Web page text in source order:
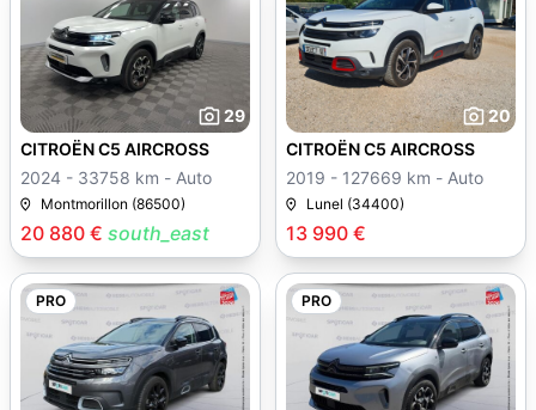
29
20 880 € south_east
CITROËN C5 AIRCROSS
2024 - 33758 km - Auto
Montmorillon (86500)
20
13 990 €
CITROËN C5 AIRCROSS
2019 - 127669 km - Auto
Lunel (34400)
PRO PRO